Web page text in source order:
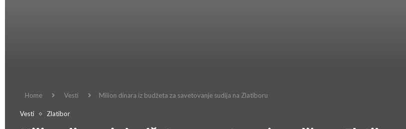
Home Vesti Milion dinara iz budžeta za savetovanje sudija na Zlatiboru
Vesti Zlatibor